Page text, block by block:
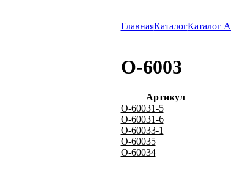
ГлавнаяКаталогКаталог
O-6003
Артикул
O-60031-5
O-60031-6
O-60033-1
O-60035
O-60034